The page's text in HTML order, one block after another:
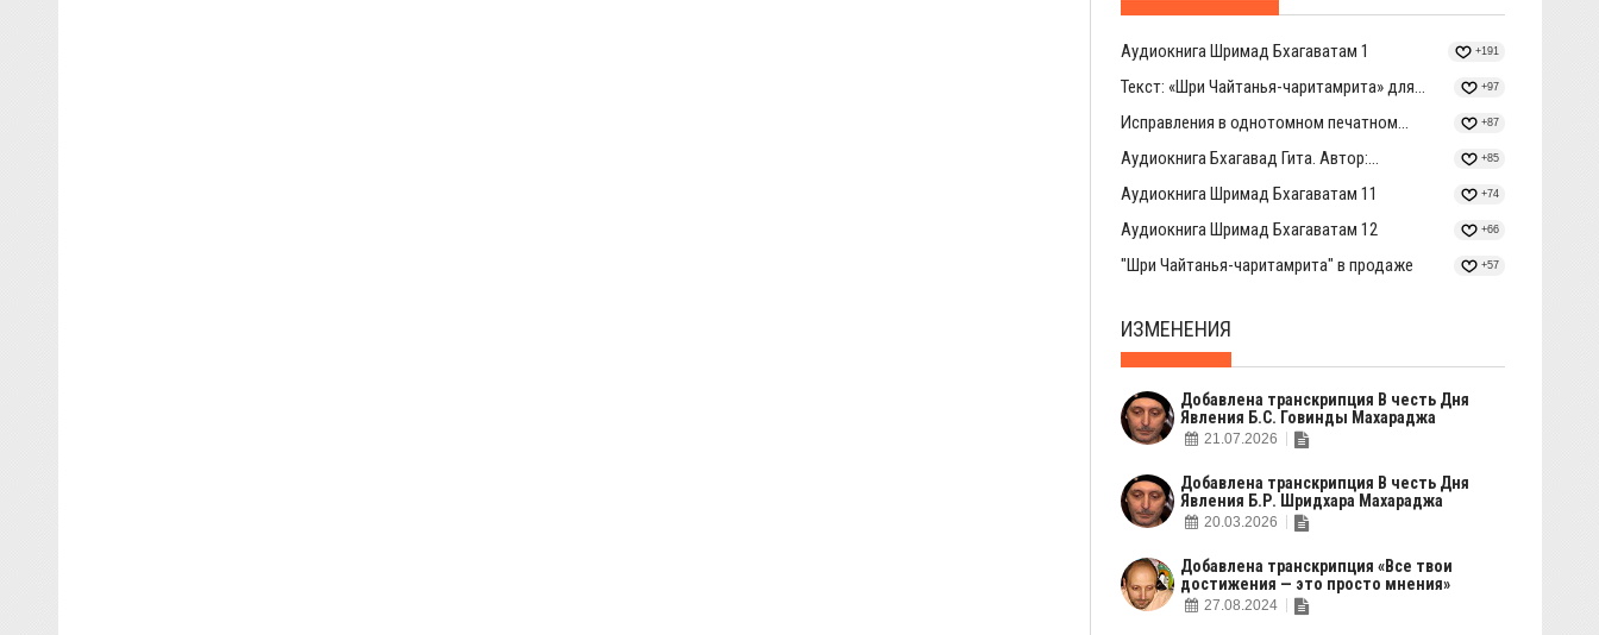
Аудиокнига Шримад Бхагаватам 1 +191
Текст: «Шри Чайтанья-чаритамрита» для... +97
Исправления в однотомном печатном... +87
Аудиокнига Бхагавад Гита. Автор:... +85
Аудиокнига Шримад Бхагаватам 11 +74
Аудиокнига Шримад Бхагаватам 12 +66
"Шри Чайтанья-чаритамрита" в продаже +57
ИЗМЕНЕНИЯ
Добавлена транскрипция В честь Дня
Явления Б.С. Говинды Махараджа
21.07.2026
Добавлена транскрипция В честь Дня
Явления Б.Р. Шридхара Махараджа
20.03.2026
Добавлена транскрипция «Все твои
достижения — это просто мнения»
27.08.2024